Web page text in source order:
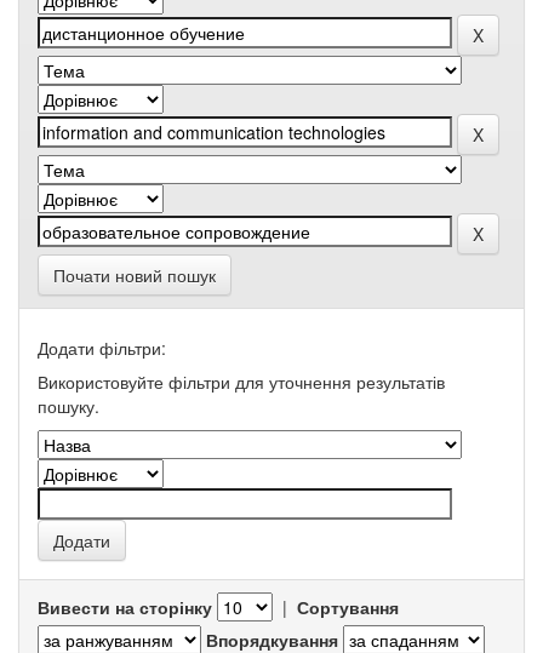
Почати новий пошук
Додати фільтри:
Використовуйте фільтри для уточнення результатів
пошуку.
Вивести на сторінку | Сортування
Впорядкування